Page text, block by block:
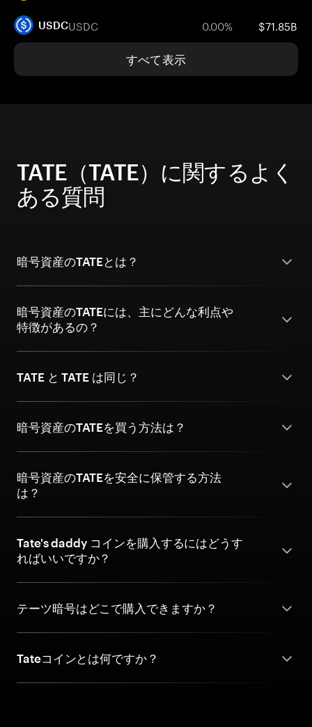
USDCUSDC 0.00% $71.85B
すべて表示
TATE（TATE）に関するよく
ある質問
暗号資産のTATEとは？
暗号資産のTATEには、主にどんな利点や
特徴があるの？
TATE と TATE は同じ？
暗号資産のTATEを買う方法は？
暗号資産のTATEを安全に保管する方法
は？
Tate's daddy コインを購入するにはどうす
ればいいですか？
テーツ暗号はどこで購入できますか？
Tateコインとは何ですか？